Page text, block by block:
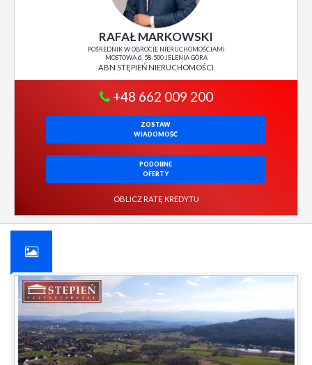
RAFAŁ MARKOWSKI
POŚREDNIK W OBROCIE NIERUCHOMOŚCIAMI
MOSTOWA 6, 58-500 JELENIA GÓRA
ABN STĘPIEŃ NIERUCHOMOŚCI
+48 662 009 200
ZOSTAW
WIADOMOŚĆ
PODOBNE
OFERTY
OBLICZ RATĘ KREDYTU